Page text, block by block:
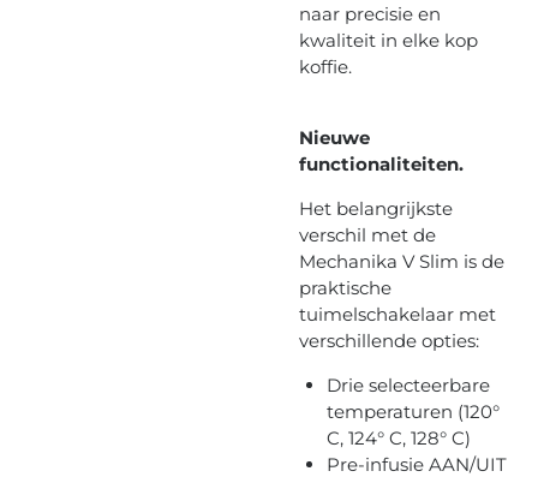
naar precisie en
kwaliteit in elke kop
koffie.
Nieuwe
functionaliteiten.
Het belangrijkste
verschil met de
Mechanika V Slim is de
praktische
tuimelschakelaar met
verschillende opties:
Drie selecteerbare
temperaturen (120°
C, 124° C, 128° C)
Pre-infusie AAN/UIT